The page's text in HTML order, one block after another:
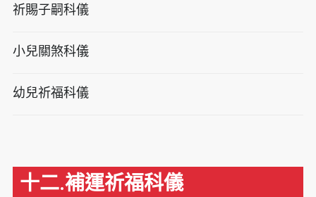
祈賜子嗣科儀
小兒關煞科儀
幼兒祈福科儀
十二.補運祈福科儀